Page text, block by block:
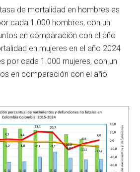
de mortalidad en hombres es
cada 1.000 hombres, con un
en comparación con el año
en mujeres en el año 2024
por cada 1.000 mujeres, con un
en comparación con el año